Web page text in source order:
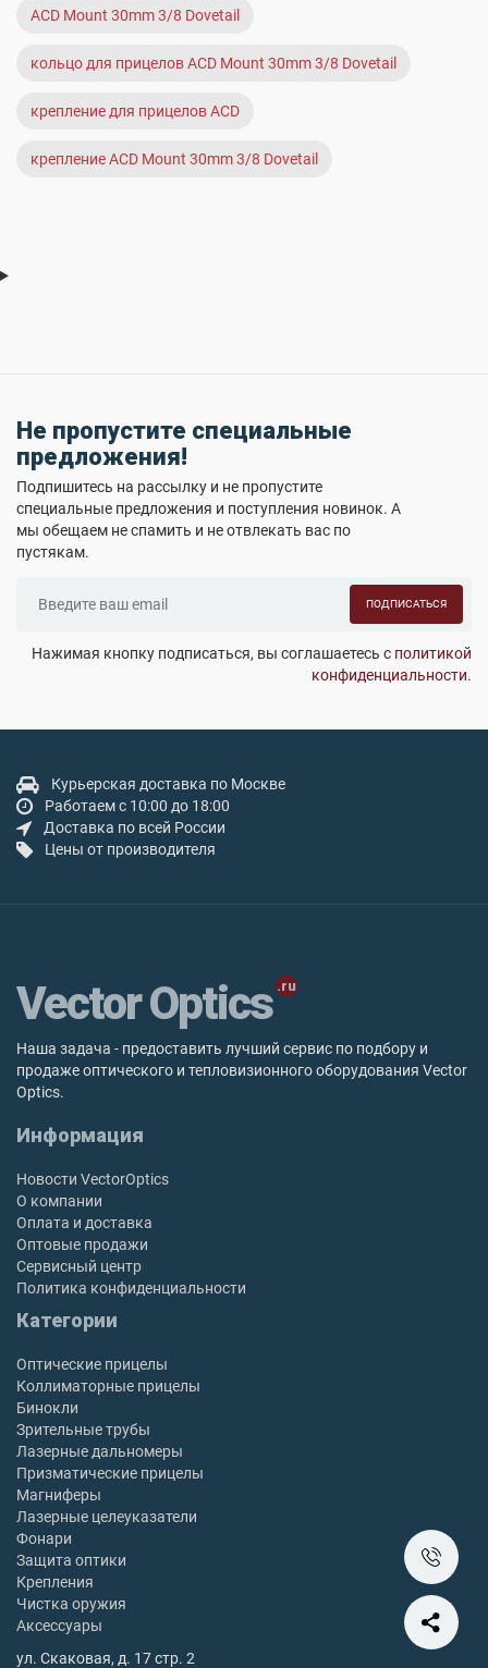
ACD Mount 30mm 3/8 Dovetail
кольцо для прицелов ACD Mount 30mm 3/8 Dovetail
крепление для прицелов ACD
крепление ACD Mount 30mm 3/8 Dovetail
Не пропустите специальные
предложения!
Подпишитесь на рассылку и не пропустите
специальные предложения и поступления новинок. А
мы обещаем не спамить и не отвлекать вас по
пустякам.
ПОДПИСАТЬСЯ
Нажимая кнопку подписаться, вы соглашаетесь с политикой
конфиденциальности.
Курьерская доставка по Москве
Работаем с 10:00 до 18:00
Доставка по всей России
Цены от производителя
Vector Optics
Наша задача - предоставить лучший сервис по подбору и
продаже оптического и тепловизионного оборудования Vector
Optics.
Информация
Новости VectorOptics
О компании
Оплата и доставка
Оптовые продажи
Сервисный центр
Политика конфиденциальности
Категории
Оптические прицелы
Коллиматорные прицелы
Бинокли
Зрительные трубы
Лазерные дальномеры
Призматические прицелы
Магниферы
Лазерные целеуказатели
Фонари
Защита оптики
Крепления
Чистка оружия
Аксессуары
ул. Скаковая, д. 17 стр. 2